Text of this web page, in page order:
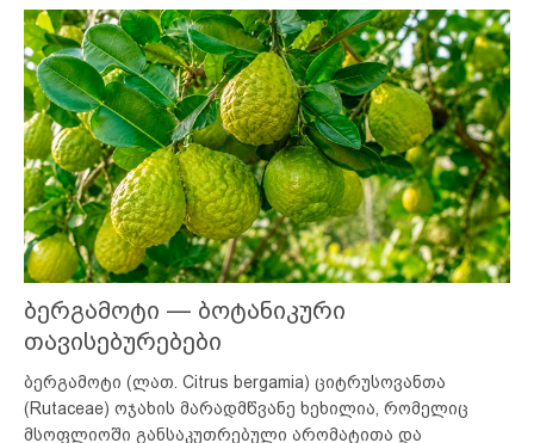
ბერგამოტი — ბოტანიკური
თავისებურებები
ბერგამოტი (ლათ. Citrus bergamia) ციტრუსოვანთა
(Rutaceae) ოჯახის მარადმწვანე ხეხილია, რომელიც
მსოფლიოში განსაკუთრებული არომატითა და